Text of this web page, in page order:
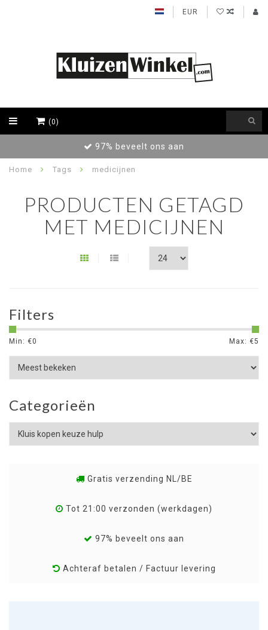
EUR
(0)
97% beveelt ons aan
Home Tags medicijnen
PRODUCTEN GETAGD
MET MEDICIJNEN
Filters
Min: €0 Max: €5
Categorieën
Gratis verzending NL/BE
Tot 21:00 verzonden (werkdagen)
97% beveelt ons aan
Achteraf betalen / Factuur levering